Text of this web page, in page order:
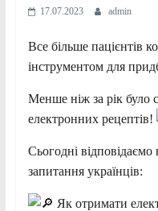
17.07.2023 admin
Все більше пацієнтів
інструментом для
Менше ніж за рік було
електронних рецептів!
Сьогодні
запитання українців:
Як отримати